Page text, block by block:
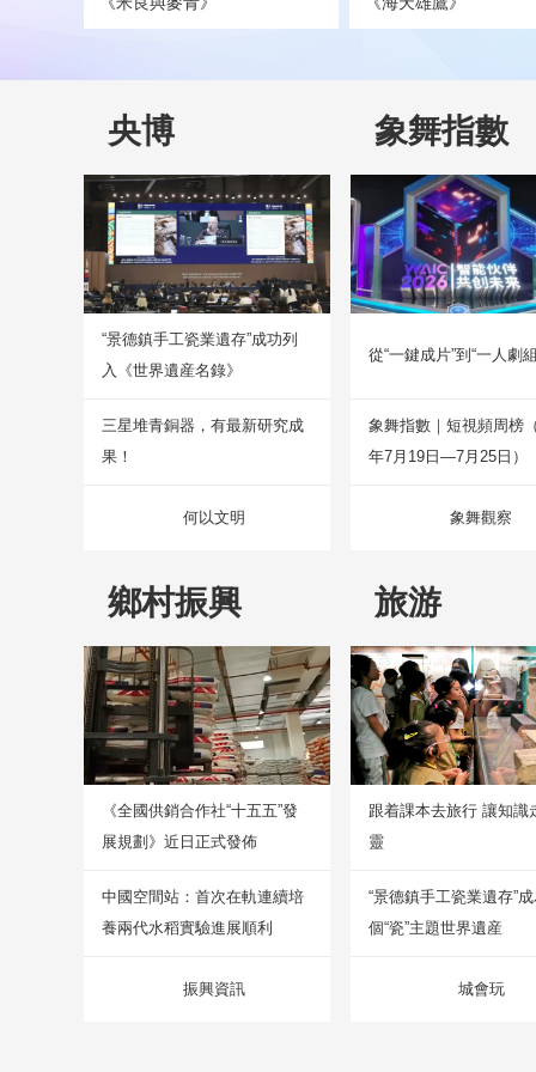
央博
“景德鎮手工瓷業遺存”成功列
入《世界遺産名錄》
三星堆青銅器，有最新研究成
果！
何以文明
象舞指數
從“一鍵成片”到“一人劇
象舞指數｜短視頻周榜
年7月19日—7月25日）
象舞觀察
鄉村振興
《全國供銷合作社“十五五”發
展規劃》近日正式發佈
中國空間站：首次在軌連續培
養兩代水稻實驗進展順利
振興資訊
旅游
跟着課本去旅行 讓知識
靈
“景德鎮手工瓷業遺存”
個“瓷”主題世界遺産
城會玩